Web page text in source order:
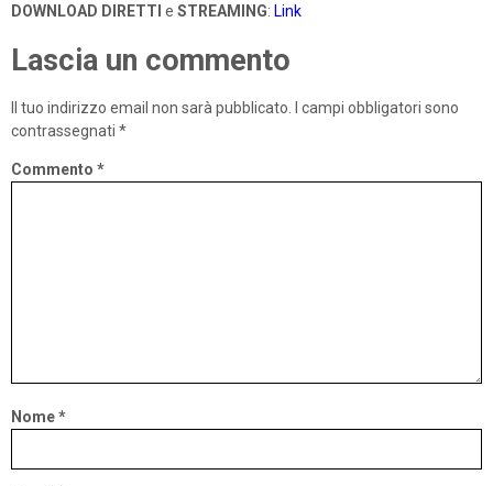
DOWNLOAD DIRETTI e STREAMING: Link
Lascia un commento
Il tuo indirizzo email non sarà pubblicato.
I campi obbligatori sono
contrassegnati *
Commento *
Nome*